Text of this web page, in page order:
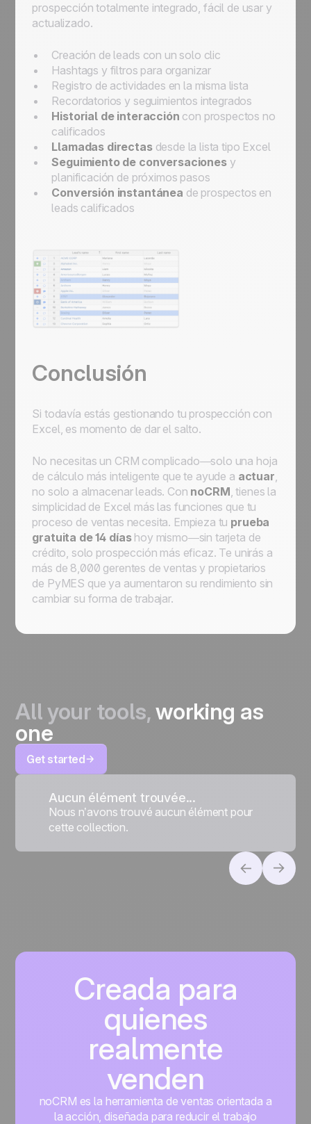
prospección totalmente integrado, fácil de usar y
actualizado.
Creación de leads con un solo clic
Hashtags y filtros para organizar
Registro de actividades en la misma lista
Recordatorios y seguimientos integrados
Historial de interacción con prospectos no
calificados
Llamadas directasdesde la lista tipo Excel
Seguimiento de conversacionesy
planificación de próximos pasos
Conversión instantánea de prospectos en
leads calificados
Conclusión
Si todavía estás gestionando tu prospección con
Excel, es momento de dar el salto.
No necesitas un CRM complicado—solo una hoja
de cálculo más inteligente que te ayude a actuar,
no solo a almacenar leads. Con noCRM, tienes la
simplicidad de Excel más las funciones que tu
proceso de ventas necesita. Empieza tu prueba
gratuita de 14 díashoy mismo—sin tarjeta de
crédito, solo prospección más eficaz. Te unirás a
más de 8,000 gerentes de ventas y propietarios
de PyMES que ya aumentaron su rendimiento sin
cambiar su forma de trabajar.
All your tools,working as
one
Get started
Aucun élément trouvée...
Nous n’avons trouvé aucun élément pour
cette collection.
Creada para
quienes
realmente
venden
noCRM es la herramienta de ventas orientada a
la acción, diseñada para reducir el trabajo